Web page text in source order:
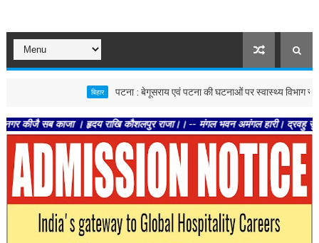
पटना : बेगूसराय एवं पटना की घटनाओं पर स्वास्थ्य विभाग सख्त, दोनों
सब काजा । हृदय राखि कौशलपुर राजा।। -- मंगल भवन अमंगल हारी। द्रवहु सुदसरथ